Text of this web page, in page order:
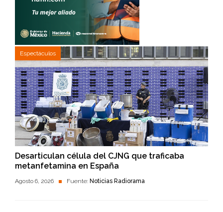
Espectáculos
Desarticulan célula del CJNG que traficaba
metanfetamina en España
Agosto 6, 2026 Fuente: Noticias Radiorama